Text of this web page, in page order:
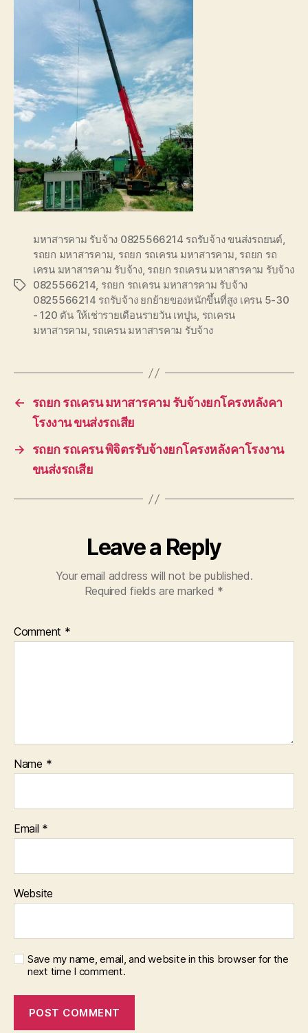
Tags
มหาสารคาม รับจ้าง 0825566214 รถรับจ้าง ขนส่งรถยนต์,
รถยก มหาสารคาม, รถยก รถเครน มหาสารคาม, รถยก รถ
เครน มหาสารคาม รับจ้าง, รถยก รถเครน มหาสารคาม รับจ้าง
0825566214, รถยก รถเครน มหาสารคาม รับจ้าง
0825566214 รถรับจ้าง ยกย้ายของหนักขึ้นที่สูง เครน 5-30
- 120 ตัน ให้เช่ารายเดือนรายวัน เทปูน, รถเครน
มหาสารคาม, รถเครน มหาสารคาม รับจ้าง
←
รถยก รถเครน มหาสารคาม รับจ้างยกโครงหลังคา
โรงงาน ขนส่งรถเสีย
→
รถยก รถเครน พิจิตรรับจ้างยกโครงหลังคาโรงงาน
ขนส่งรถเสีย
Leave a Reply
Your email address will not be published.
Required fields are marked *
Comment *
Name *
Email *
Website
Save my name, email, and website in this browser for the
next time I comment.